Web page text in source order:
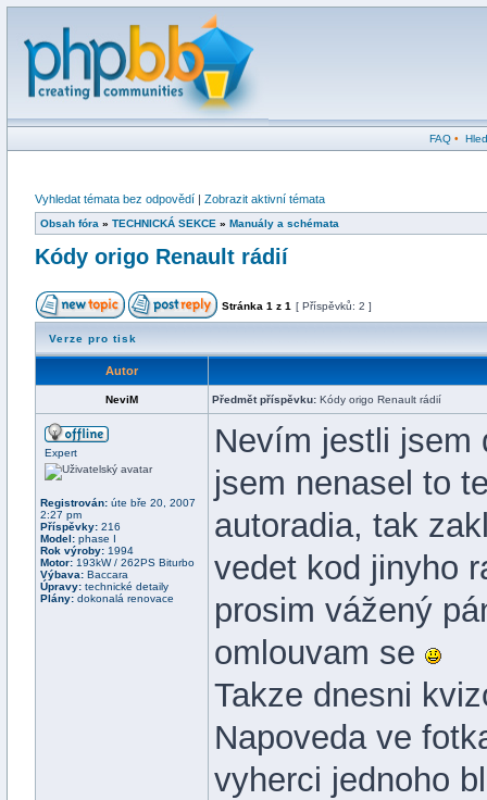
FAQ•
Vyhledat témata bez odpovědí | Zobrazit aktivní témata
Obsah fóra » TECHNICKÁ SEKCE » Manuály a schémata
Kódy origo Renault rádií
Stránka 1 z 1 [ Příspěvků: 2 ]
Verze pro tisk
Autor
NeviM Předmět příspěvku: Kódy origo Renault rádií
Expert
Registrován: úte bře 20, 2007
2:27 pm
Příspěvky: 216
Model: phase I
Rok výroby: 1994
Motor: 193kW / 262PS Biturbo
Výbava: Baccara
Úpravy: technické detaily
Plány: dokonalá renovace
Nevím jestli jsem
jsem nenasel to
autoradia, tak
vedet kod jinyho
prosim vážený
omlouvam se
Takze dnesni
Napoveda ve
vyherci jednoho